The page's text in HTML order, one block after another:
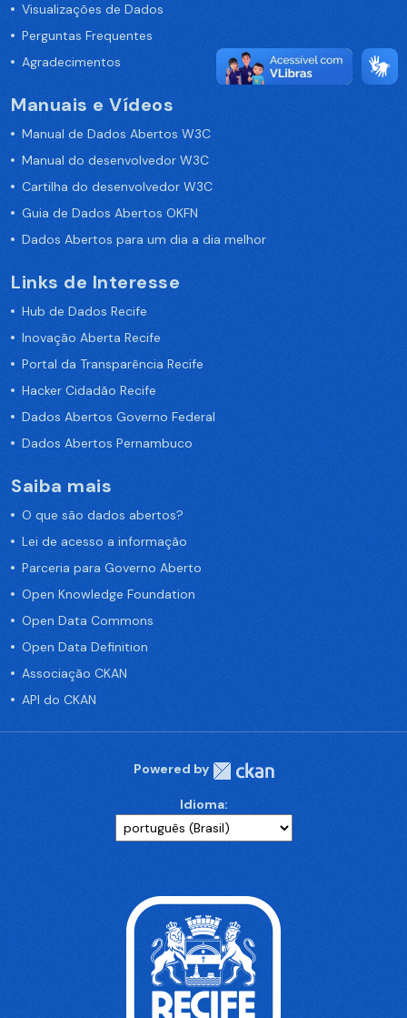
Visualizações de Dados
Perguntas Frequentes
Agradecimentos
Manuais e Vídeos
Manual de Dados Abertos W3C
Manual do desenvolvedor W3C
Cartilha do desenvolvedor W3C
Guia de Dados Abertos OKFN
Dados Abertos para um dia a dia melhor
Links de Interesse
Hub de Dados Recife
Inovação Aberta Recife
Portal da Transparência Recife
Hacker Cidadão Recife
Dados Abertos Governo Federal
Dados Abertos Pernambuco
Saiba mais
O que são dados abertos?
Lei de acesso a informação
Parceria para Governo Aberto
Open Knowledge Foundation
Open Data Commons
Open Data Definition
Associação CKAN
API do CKAN
Powered by
Idioma